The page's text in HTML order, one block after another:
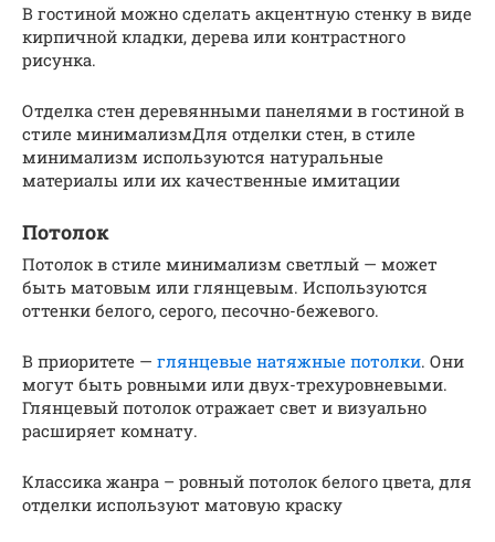
В гостиной можно сделать акцентную стенку в виде
кирпичной кладки, дерева или контрастного
рисунка.
Отделка стен деревянными панелями в гостиной в
стиле минимализмДля отделки стен, в стиле
минимализм используются натуральные
материалы или их качественные имитации
Потолок
Потолок в стиле минимализм светлый — может
быть матовым или глянцевым. Используются
оттенки белого, серого, песочно-бежевого.
В приоритете — глянцевые натяжные потолки. Они
могут быть ровными или двух-трехуровневыми.
Глянцевый потолок отражает свет и визуально
расширяет комнату.
Классика жанра – ровный потолок белого цвета, для
отделки используют матовую краску